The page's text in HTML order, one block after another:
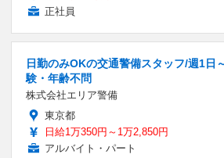
正社員
日勤のみOKの交通警備スタッフ/週1日
験・年齢不問
株式会社エリア警備
東京都
日給1万350円～1万2,850円
アルバイト・パート